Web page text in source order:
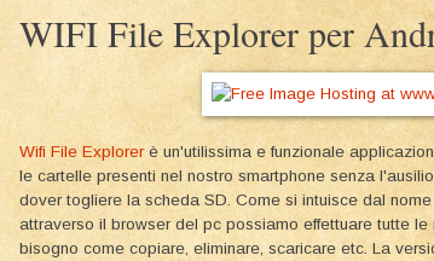
WIFI File Explorer per
Wifi File Explorer è un'utilissima e funzionale
le cartelle presenti nel nostro smartphone senza
dover togliere la scheda SD. Come si intuisce dal
attraverso il browser del pc possiamo effettuare tutte
bisogno come copiare, eliminare, scaricare etc. La